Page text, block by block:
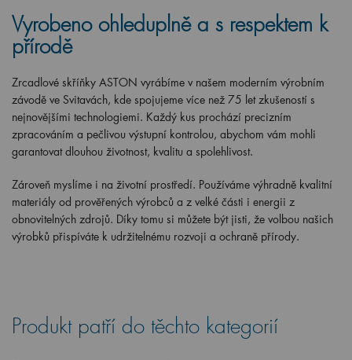
Vyrobeno ohleduplně a s respektem k
přírodě
Zrcadlové skříňky ASTON vyrábíme v našem moderním výrobním
závodě ve Svitavách, kde spojujeme více než 75 let zkušeností s
nejnovějšími technologiemi. Každý kus prochází precizním
zpracováním a pečlivou výstupní kontrolou, abychom vám mohli
garantovat dlouhou životnost, kvalitu a spolehlivost.
Zároveň myslíme i na životní prostředí. Používáme výhradně kvalitní
materiály od prověřených výrobců a z velké části i energii z
obnovitelných zdrojů. Díky tomu si můžete být jisti, že volbou našich
výrobků přispíváte k udržitelnému rozvoji a ochraně přírody.
Produkt patří do těchto kategorií